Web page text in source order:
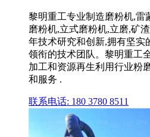
黎明重工专业制造磨粉机,雷
磨粉机,立式磨粉机,立磨,矿
年技术研究和创新,拥有坚实
领衔的技术团队。黎明重工
加工和资源再生利用行业粉
和服务 .
联系电话: 180 3780 8511